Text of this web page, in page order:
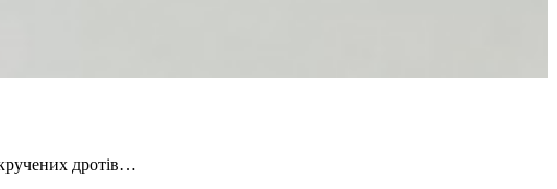
дротів…